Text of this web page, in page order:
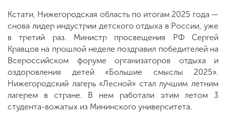
Кстати, Нижегородская область по итогам 2025 года —
снова лидер индустрии детского отдыха в России, уже
в третий раз. Министр просвещения РФ Сергей
Кравцов на прошлой неделе поздравил победителей на
Всероссийском форуме организаторов отдыха и
оздоровления детей «Большие смыслы 2025».
Нижегородский лагерь «Лесной» стал лучшим летним
лагерем в стране. В нем работали этим летом 3
студента-вожатых из Мининского университета.